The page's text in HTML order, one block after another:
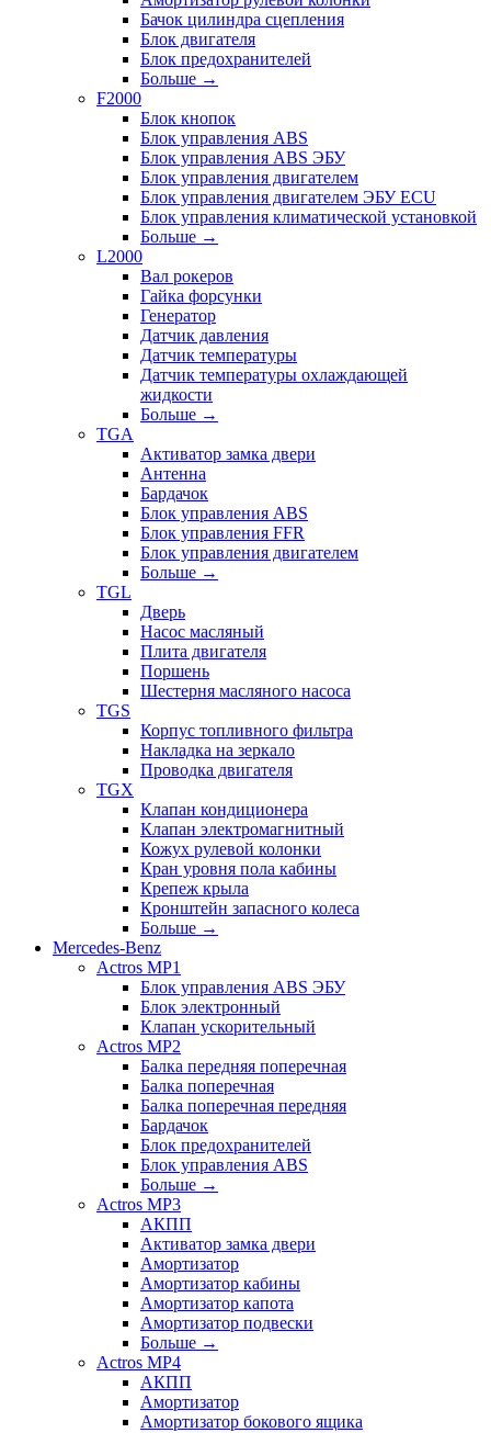
Бачок цилиндра сцепления
Блок двигателя
Блок предохранителей
Больше →
F2000
Блок кнопок
Блок управления ABS
Блок управления ABS ЭБУ
Блок управления двигателем
Блок управления двигателем ЭБУ ECU
Блок управления климатической установкой
Больше →
L2000
Вал рокеров
Гайка форсунки
Генератор
Датчик давления
Датчик температуры
Датчик температуры охлаждающей
жидкости
Больше →
TGA
Активатор замка двери
Антенна
Бардачок
Блок управления ABS
Блок управления FFR
Блок управления двигателем
Больше →
TGL
Дверь
Насос масляный
Плита двигателя
Поршень
Шестерня масляного насоса
TGS
Корпус топливного фильтра
Накладка на зеркало
Проводка двигателя
TGX
Клапан кондиционера
Клапан электромагнитный
Кожух рулевой колонки
Кран уровня пола кабины
Крепеж крыла
Кронштейн запасного колеса
Больше →
Mercedes-Benz
Actros MP1
Блок управления ABS ЭБУ
Блок электронный
Клапан ускорительный
Actros MP2
Балка передняя поперечная
Балка поперечная
Балка поперечная передняя
Бардачок
Блок предохранителей
Блок управления ABS
Больше →
Actros MP3
АКПП
Активатор замка двери
Амортизатор
Амортизатор кабины
Амортизатор капота
Амортизатор подвески
Больше →
Actros MP4
АКПП
Амортизатор
Амортизатор бокового ящика